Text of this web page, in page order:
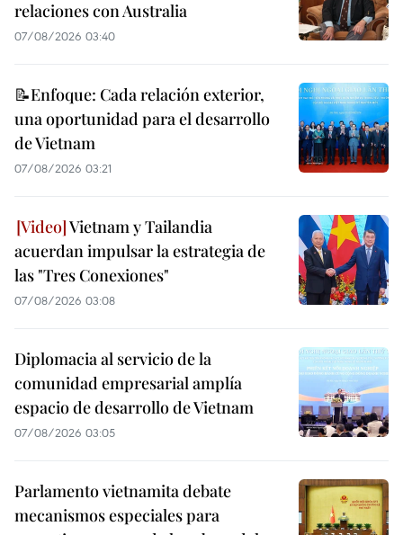
relaciones con Australia
07/08/2026 03:40
📝Enfoque: Cada relación exterior,
una oportunidad para el desarrollo
de Vietnam
07/08/2026 03:21
Vietnam y Tailandia
acuerdan impulsar la estrategia de
las "Tres Conexiones"
07/08/2026 03:08
Diplomacia al servicio de la
comunidad empresarial amplía
espacio de desarrollo de Vietnam
07/08/2026 03:05
Parlamento vietnamita debate
mecanismos especiales para